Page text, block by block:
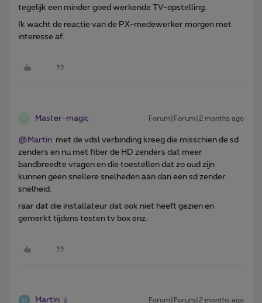
tegelijk een minder goed werkende TV-opstelling.
Ik wacht de reactie van de PX-medewerker morgen met
interesse af.
Master-magic Forum|Forum|2 months ago
@Martin met de vdsl verbinding kreeg die misschien de sd
zenders en nu met fiber de HD zenders dat meer
bandbreedte vragen en die toestellen dat zo oud zijn
kunnen geen snellere snelheden aan dan een sd zender
snelheid.
raar dat die installateur dat ook niet heeft gezien en
gemerkt tijdens testen tv box enz.
Martin Forum|Forum|2 months ago